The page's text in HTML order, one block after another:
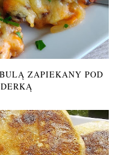
ZAPIEKANY POD